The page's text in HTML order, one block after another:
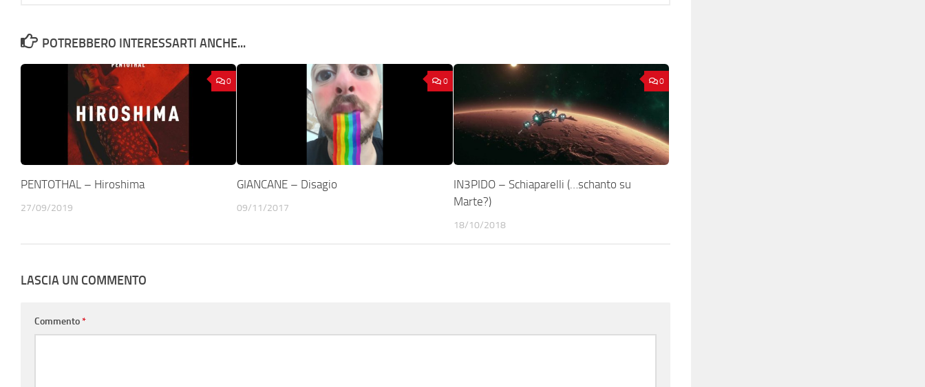
POTREBBERO INTERESSARTI ANCHE...
0
PENTOTHAL – Hiroshima
27/09/2019
0
GIANCANE – Disagio
09/11/2017
0
IN3PIDO – Schiaparelli (…schanto su
Marte?)
18/10/2018
LASCIA UN COMMENTO
Commento*